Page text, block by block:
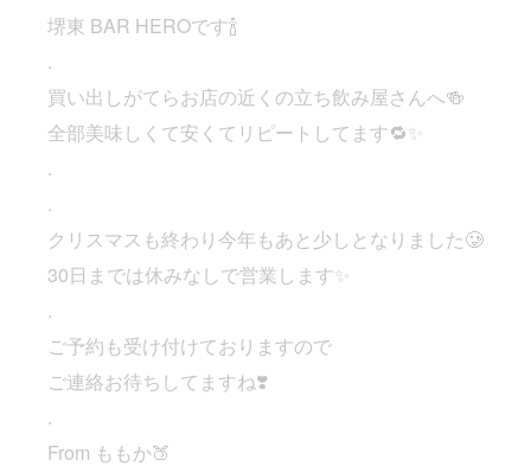
堺東 BAR HEROです🍾
.
買い出しがてらお店の近くの立ち飲み屋さんへ🍻
全部美味しくて安くてリピートしてます🔁✨
.
.
クリスマスも終わり今年もあと少しとなりました🥲
30日までは休みなしで営業します✨
.
ご予約も受け付けておりますので
ご連絡お待ちしてますね❣️
.
From ももか🍑